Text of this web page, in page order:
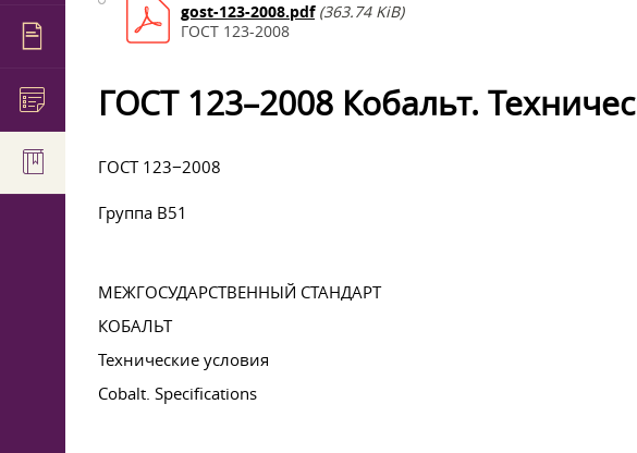
gost-123-2008.pdf (363.74 KiB)
ГОСТ 123-2008
ГОСТ 123–2008 Кобальт.
ГОСТ 123−2008
Группа В51
МЕЖГОСУДАРСТВЕННЫЙ СТАНДАРТ
КОБАЛЬТ
Технические условия
Cobalt. Specifications